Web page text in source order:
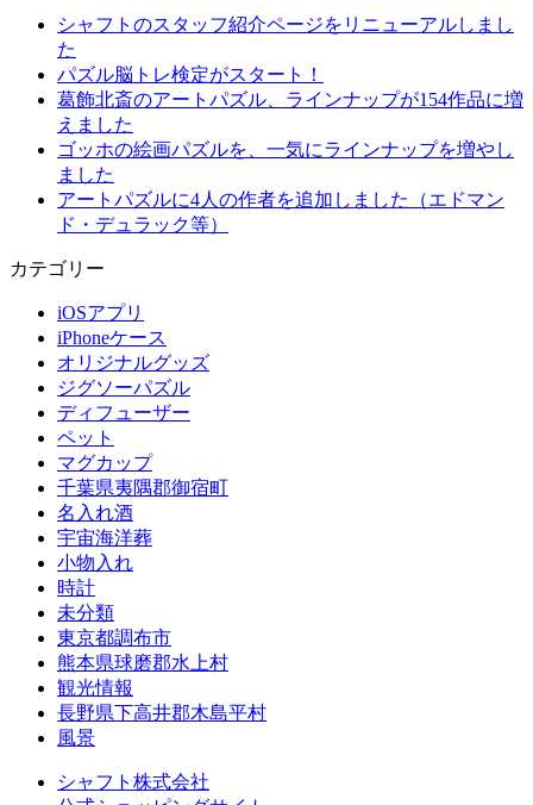
シャフトのスタッフ紹介ページをリニューアルしまし
た
パズル脳トレ検定がスタート！
葛飾北斎のアートパズル、ラインナップが154作品に増
えました
ゴッホの絵画パズルを、一気にラインナップを増やし
ました
アートパズルに4人の作者を追加しました（エドマン
ド・デュラック等）
カテゴリー
iOSアプリ
iPhoneケース
オリジナルグッズ
ジグソーパズル
ディフューザー
ペット
マグカップ
千葉県夷隅郡御宿町
名入れ酒
宇宙海洋葬
小物入れ
時計
未分類
東京都調布市
熊本県球磨郡水上村
観光情報
長野県下高井郡木島平村
風景
シャフト株式会社